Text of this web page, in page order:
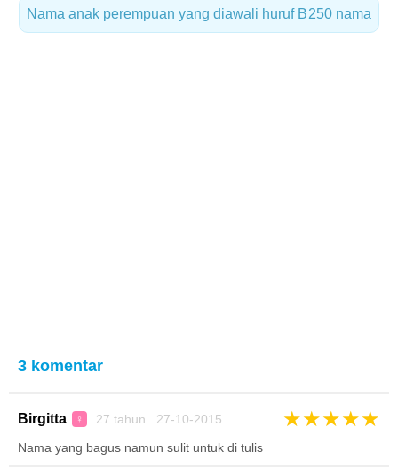
Nama anak perempuan yang diawali huruf B250 nama
3 komentar
Birgitta ♀ 27 tahun 27-10-2015 ★★★★★
Nama yang bagus namun sulit untuk di tulis